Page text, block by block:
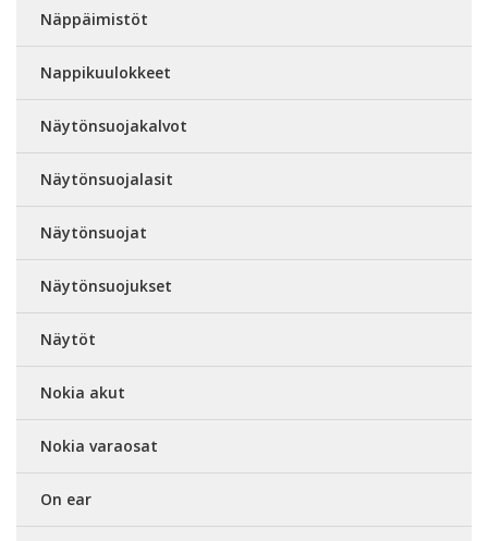
Näppäimistöt
Nappikuulokkeet
Näytönsuojakalvot
Näytönsuojalasit
Näytönsuojat
Näytönsuojukset
Näytöt
Nokia akut
Nokia varaosat
On ear